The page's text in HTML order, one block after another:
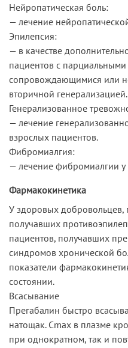
Нейропатическая боль:
— лечение
Эпилепсия:
— в качестве
пациентов с
сопровождающимися или
вторичной генерализацией.
Генерализованное
— лечение
взрослых пациентов.
Фибромиалгия:
— лечение фибромиалгии у
Фармакокинетика
У здоровых добровольцев,
получавших
пациентов, получавших
синдромов хронической
показатели
состоянии.
Всасывание
Прегабалин быстро
натощак. Cmax в плазме
при однократном, так и